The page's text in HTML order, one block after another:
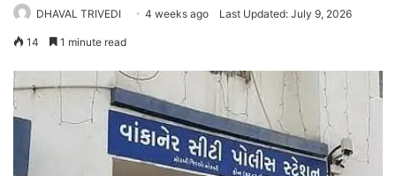
DHAVAL TRIVEDI 4 weeks ago Last Updated: July 9, 2026
14 1 minute read